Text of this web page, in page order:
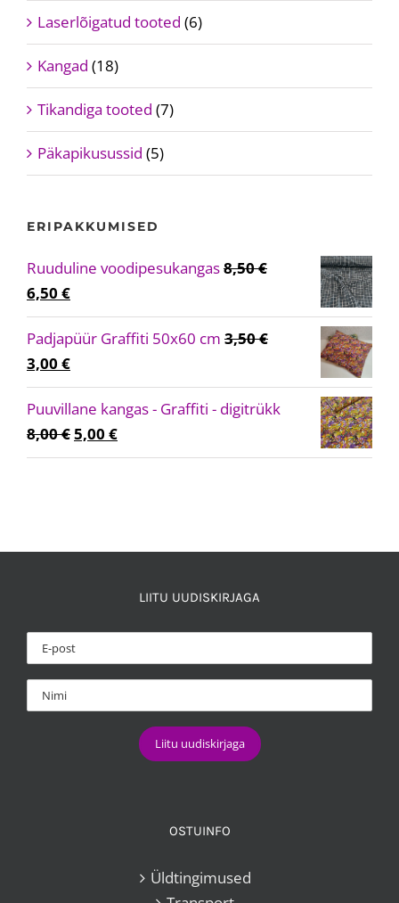
Laserlõigatud tooted (6)
Kangad (18)
Tikandiga tooted (7)
Päkapikusussid (5)
ERIPAKKUMISED
Ruuduline voodipesukangas8,50€
Algne
hind
oli:
8,50 €.
6,50 €Current
price
is:
6,50 €.
Padjapüür Graffiti 50x60 cm 3,50€
Algne
hind
oli:
3,50 €.
3,00 €Current
price
is:
3,00 €.
Puuvillane kangas - Graffiti - digitrükk
8,00€Algne
hind
5,00 €Current
price
LIITU UUDISKIRJAGA
OSTUINFO
Üldtingimused